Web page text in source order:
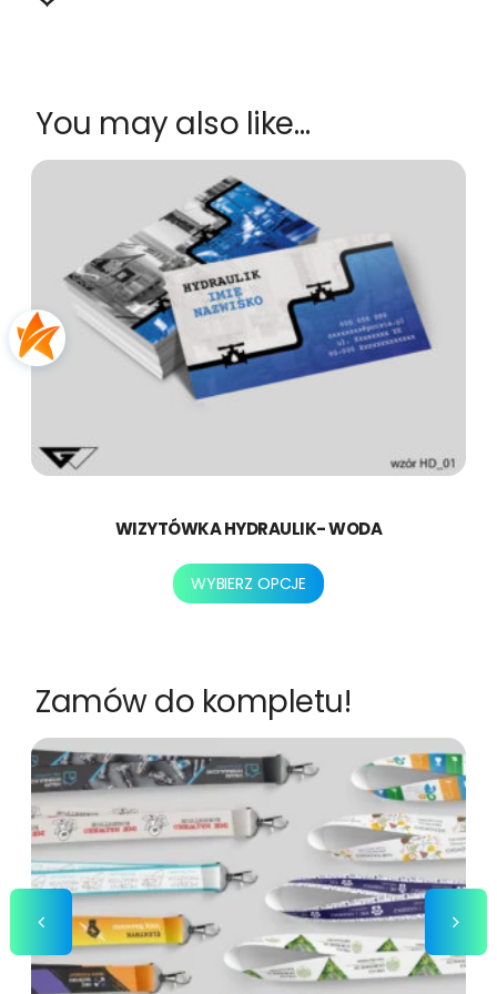
You may also like…
WIZYTÓWKA HYDRAULIK- WODA
WYBIERZ OPCJE
Ten
Opcje
można
wybrać
stronie
produktu
Zamów do kompletu!